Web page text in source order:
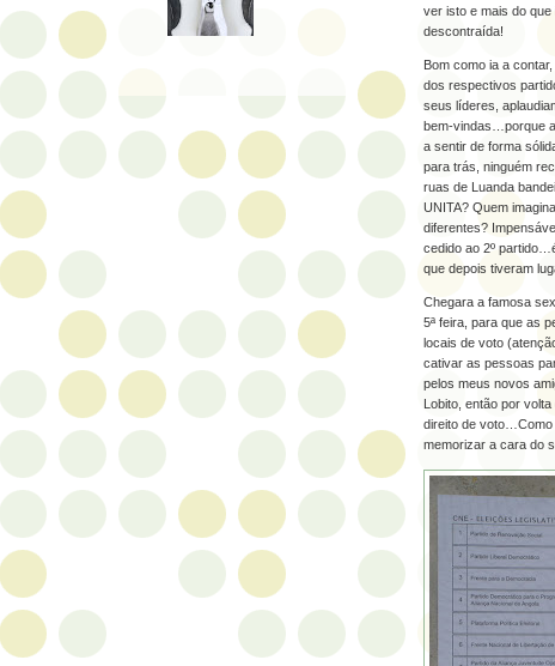
ver isto e mais do
descontraída!
Bom como ia a
dos respectivos
seus líderes,
bem-vindas…porque
a sentir de forma
para trás, ninguém
ruas de Luanda
UNITA? Quem
diferentes?
cedido ao 2º
que depois tiveram
Chegara a famosa
5ª feira, para que as
locais de voto
cativar as pessoas
pelos meus novos
Lobito, então por
direito de voto…Como
memorizar a cara do